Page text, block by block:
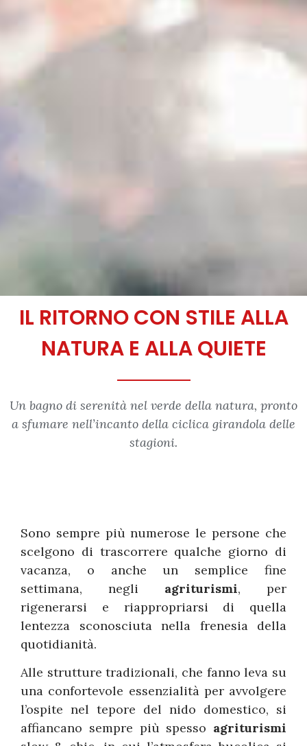
IL RITORNO CON STILE ALLA
NATURA E ALLA QUIETE
Un bagno di serenità nel verde della natura, pronto
a sfumare nell’incanto della ciclica girandola delle
stagioni.
Sono sempre più numerose le persone che
scelgono di trascorrere qualche giorno di
vacanza, o anche un semplice fine
settimana, negli agriturismi, per
rigenerarsi e riappropriarsi di quella
lentezza sconosciuta nella frenesia della
quotidianità.
Alle strutture tradizionali, che fanno leva su
una confortevole essenzialità per avvolgere
l’ospite nel tepore del nido domestico, si
affiancano sempre più spesso agriturismi